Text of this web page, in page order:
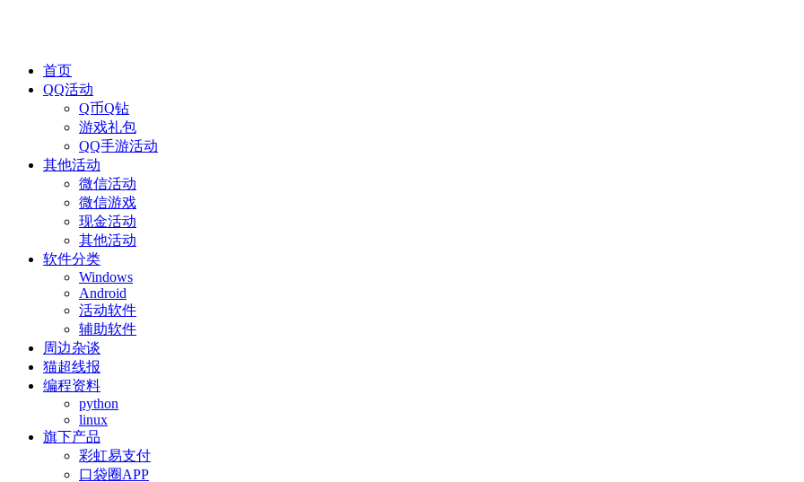
首页
QQ活动
Q币Q钻
游戏礼包
QQ手游活动
其他活动
微信活动
微信游戏
现金活动
其他活动
软件分类
Windows
Android
活动软件
辅助软件
周边杂谈
猫超线报
编程资料
python
linux
旗下产品
彩虹易支付
口袋圈APP